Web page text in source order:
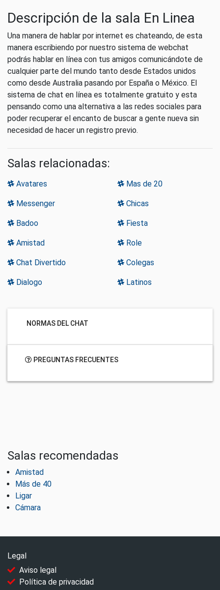
Descripción de la sala En Linea
Una manera de hablar por internet es chateando, de esta
manera escribiendo por nuestro sistema de webchat
podrás hablar en línea con tus amigos comunicándote de
cualquier parte del mundo tanto desde Estados unidos
como desde Australia pasando por España o México. El
sistema de chat en línea es totalmente gratuito y esta
pensando como una alternativa a las redes sociales para
poder recuperar el encanto de buscar a gente nueva sin
necesidad de hacer un registro previo.
Salas relacionadas:
Avatares Mas de 20
Messenger Chicas
Badoo Fiesta
Amistad Role
Chat Divertido Colegas
Dialogo Latinos
NORMAS DEL CHAT
PREGUNTAS FRECUENTES
Salas recomendadas
Amistad
Más de 40
Ligar
Cámara
Legal
Aviso legal
Política de privacidad